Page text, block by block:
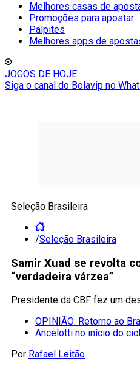
Melhores casas de
Promoções para apostar
Palpites
Melhores apps de
JOGOS DE HOJE
Siga o canal do Bolavip no
Seleção Brasileira
/Seleção Brasileira
Samir Xuad se revolta
“verdadeira várzea”
Presidente da CBF fez um
OPINIÃO: Retorno ao
Ancelotti no início do
Por Rafael Leitão